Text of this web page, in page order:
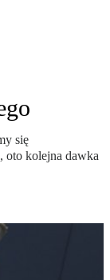
się
oto kolejna dawka